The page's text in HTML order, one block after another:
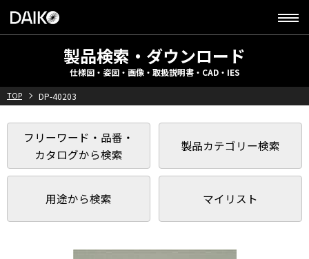
製品検索・ダウンロード
仕様図・姿図・画像・取扱説明書・CAD・IES
TOP DP-40203
フリーワード・品番・
カタログから検索
製品カテゴリー検索
用途から検索 マイリスト